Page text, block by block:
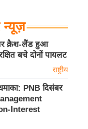
न्यूज़
क्रैश-लैंड हुआ
बचे दोनों पायलट
राष्ट्रीय
PNB दिसंबर
Interest